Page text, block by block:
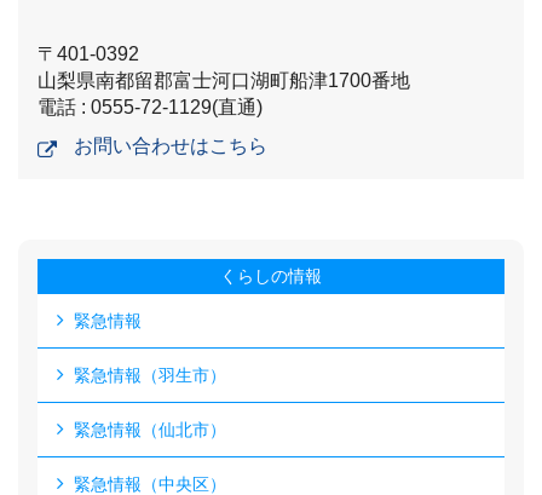
〒401-0392
山梨県南都留郡富士河口湖町船津1700番地
電話 : 0555-72-1129(直通)
お問い合わせはこちら
くらしの情報
緊急情報
緊急情報（羽生市）
緊急情報（仙北市）
緊急情報（中央区）